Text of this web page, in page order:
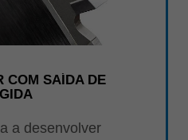
COM SAÍDA DE
a desenvolver